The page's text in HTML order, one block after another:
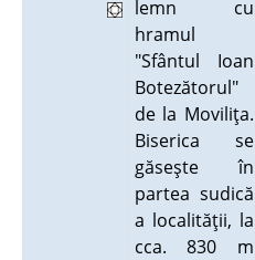
lemn cu
hramul
"Sfântul Ioan
Botezătorul"
de la Moviliţa.
Biserica se
găseşte în
partea sudică
a localităţii, la
cca. 830 m